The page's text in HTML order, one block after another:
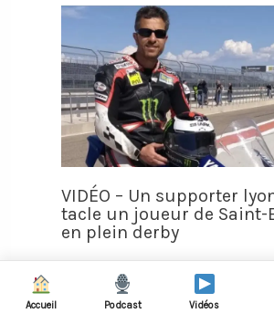
VIDÉO – Un supporter
tacle un joueur de Saint-
en plein derby
Accueil Podcast Vidéos